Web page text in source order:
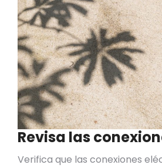
Revisa las
Verifica que las conexiones